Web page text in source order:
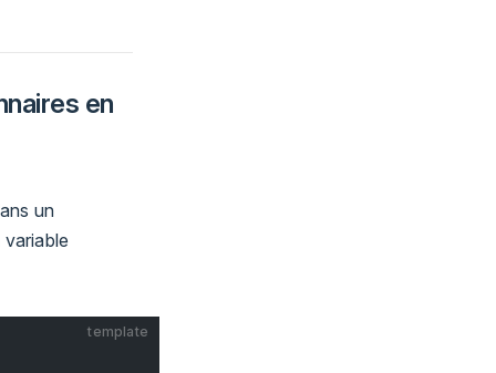
en
un
template